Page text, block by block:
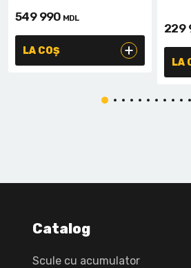
549 990 MDL
LA COȘ
229
LA
Catalog
Scule cu acumulator